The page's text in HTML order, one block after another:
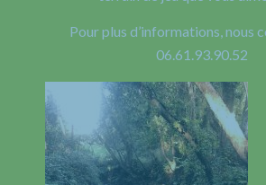
Pour plus d’informations, nous
06.61.93.90.52